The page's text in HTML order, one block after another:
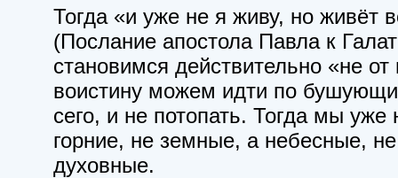
Тогда «и уже не я живу, но живёт
(Послание апостола Павла к
становимся действительно «не
воистину можем идти по
сего, и не потопать. Тогда мы
горние, не земные, а небесные,
духовные.